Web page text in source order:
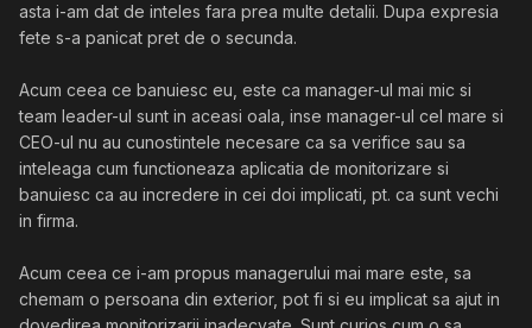
asta i-am dat de inteles fara prea multe detalii. Dupa expresia
fete s-a panicat pret de o secunda.
Acum ceea ce banuiesc eu, este ca manager-ul mai mic si
team leader-ul sunt in aceasi oala, inse manager-ul cel mare si
CEO-ul nu au cunostintele necesare ca sa verifice sau sa
inteleaga cum functioneaza aplicatia de monitorizare si
banuiesc ca au incredere in cei doi implicati, pt. ca sunt vechi
in firma.
Acum ceea ce i-am propus managerului mai mare este, sa
chemam o persoana din exterior, pot fi si eu implicat sa ajut in